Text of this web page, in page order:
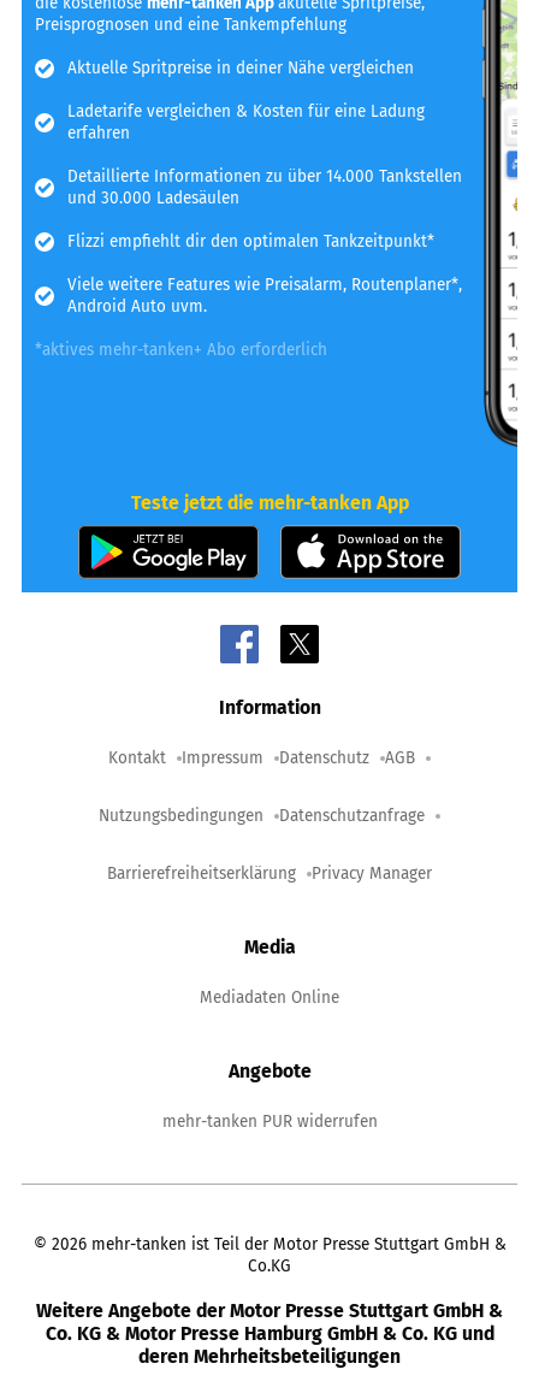
Preisprognosen und eine Tankempfehlung
Aktuelle Spritpreise in deiner Nähe vergleichen
Ladetarife vergleichen & Kosten für eine Ladung
erfahren
Detaillierte Informationen zu über 14.000 Tankstellen
und 30.000 Ladesäulen
Flizzi empfiehlt dir den optimalen Tankzeitpunkt*
Viele weitere Features wie Preisalarm, Routenplaner*,
Android Auto uvm.
*aktives mehr-tanken+ Abo erforderlich
Teste jetzt die mehr-tanken App
Information
Kontakt Impressum Datenschutz AGB
Nutzungsbedingungen Datenschutzanfrage
Barrierefreiheitserklärung Privacy Manager
Media
Mediadaten Online
Angebote
mehr-tanken PUR widerrufen
© 2026 mehr-tanken ist Teil der Motor Presse Stuttgart GmbH &
Co.KG
Weitere Angebote der Motor Presse Stuttgart GmbH &
Co. KG & Motor Presse Hamburg GmbH & Co. KG und
deren Mehrheitsbeteiligungen